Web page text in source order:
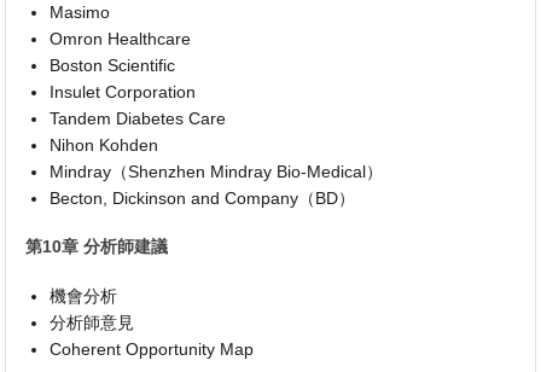
Masimo
Omron Healthcare
Boston Scientific
Insulet Corporation
Tandem Diabetes Care
Nihon Kohden
Mindray（Shenzhen Mindray Bio-Medical）
Becton, Dickinson and Company（BD）
第10章 分析師建議
機會分析
分析師意見
Coherent Opportunity Map